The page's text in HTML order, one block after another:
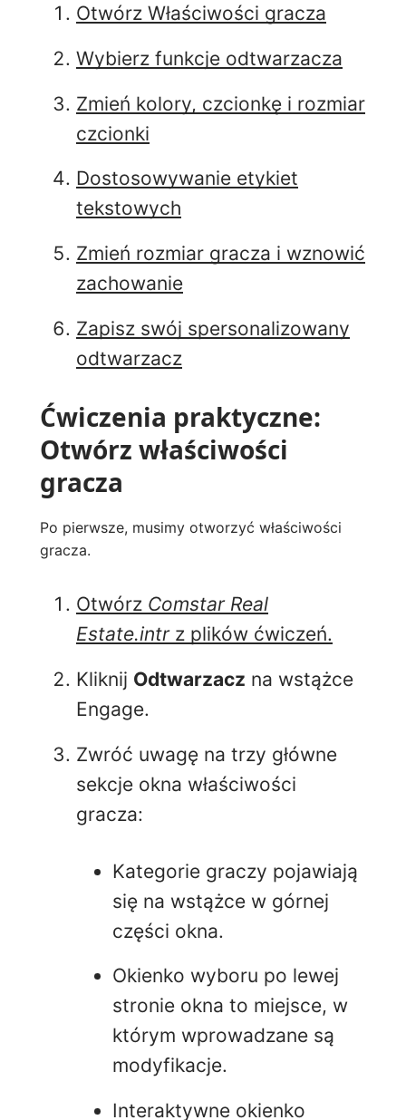
Otwórz Właściwości gracza
Wybierz funkcje odtwarzacza
Zmień kolory, czcionkę i rozmiar
czcionki
Dostosowywanie etykiet
tekstowych
Zmień rozmiar gracza i wznowić
zachowanie
Zapisz swój spersonalizowany
odtwarzacz
Ćwiczenia praktyczne:
Otwórz właściwości
gracza
Po pierwsze, musimy otworzyć właściwości
gracza.
Otwórz Comstar Real
Estate.intrz plików ćwiczeń.
Kliknij Odtwarzacz na wstążce
Engage.
Zwróć uwagę na trzy główne
sekcje okna właściwości
gracza:
Kategorie graczy pojawiają
się na wstążce w górnej
części okna.
Okienko wyboru po lewej
stronie okna to miejsce, w
którym wprowadzane są
modyfikacje.
Interaktywne okienko